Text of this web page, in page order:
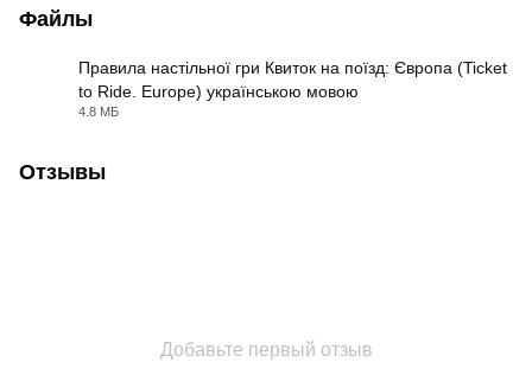
Файлы
Правила настільної гри Квиток на поїзд: Європа (Ticket
to Ride. Europe) українською мовою
4.8 МБ
Отзывы
Добавьте первый отзыв